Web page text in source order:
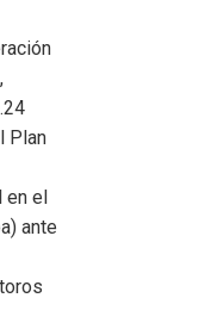
Plan
en el
ante